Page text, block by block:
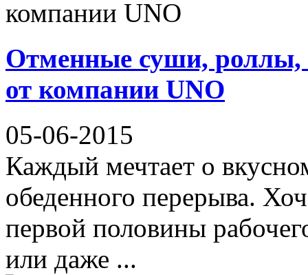
Отменные суши, роллы,
от компании UNO
05-06-2015
Каждый мечтает о
обеденного перерыва.
первой половины
или даже ...